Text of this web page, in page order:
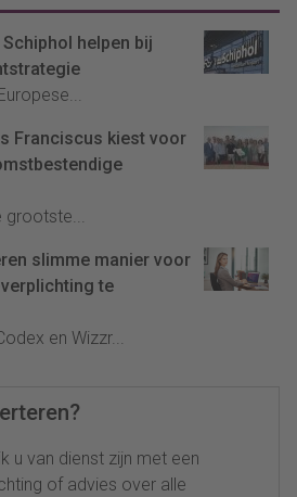
helpen bij
Franciscus kiest voor
grootste...
slimme manier voor
te
en Wizzr...
u van dienst zijn met een
of advies over alle